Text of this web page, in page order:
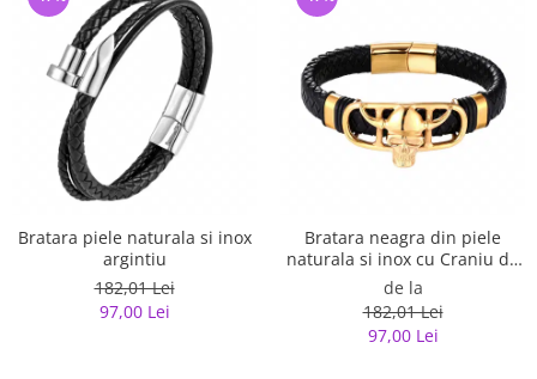
Bratara piele naturala si inox
argintiu
182,01 Lei
97,00 Lei
Bratara neagra din piele
naturala si inox cu Craniu de
Viking
de la
182,01 Lei
97,00 Lei